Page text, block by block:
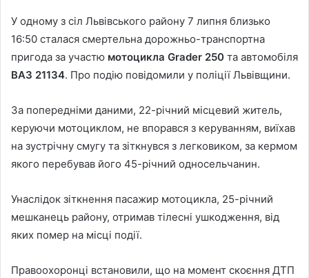
У одному з сіл Львівського району 7 липня близько
16:50 сталася смертельна дорожньо-транспортна
пригода за участю мотоцикла Grader 250 та автомобіля
ВАЗ 21134. Про подію повідомили у поліції Львівщини.
За попередніми даними, 22-річний місцевий житель,
керуючи мотоциклом, не впорався з керуванням, виїхав
на зустрічну смугу та зіткнувся з легковиком, за кермом
якого перебував його 45-річний односельчанин.
Унаслідок зіткнення пасажир мотоцикла, 25-річний
мешканець району, отримав тілесні ушкодження, від
яких помер на місці події.
Правоохоронці встановили, що на момент скоєння ДТП